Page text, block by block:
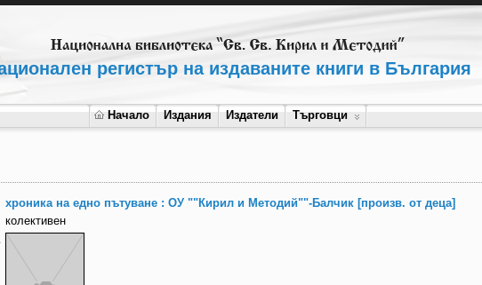
регистър на издаваните книги в България
Начало Издания Издатели Търговци
хроника на едно пътуване : ОУ ""Кирил и Методий""-Балчик [произв. от деца]
колективен